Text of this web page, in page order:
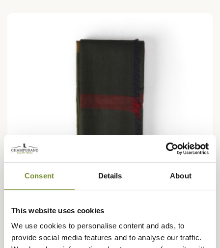
Consent Details About
This website uses cookies
We use cookies to personalise content and ads, to
provide social media features and to analyse our traffic.
BARBOUR
Echarpe Tartan Saffron Femme Barbour